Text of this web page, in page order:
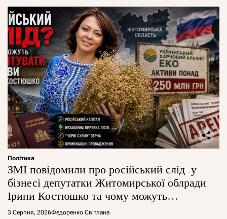
Політика
ЗМІ повідомили про російський слід у
бізнесі депутатки Житомирської облради
Ірини Костюшко та чому можуть
арештувати її активи
3 Серпня, 2026Федоренко Світлана